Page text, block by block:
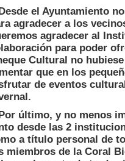
el Ayuntamiento
agradecer a los
agradecer al
para poder
Cultural no
que en los
de eventos
último, y no menos
desde las 2
a título personal de
miembros de la Coral